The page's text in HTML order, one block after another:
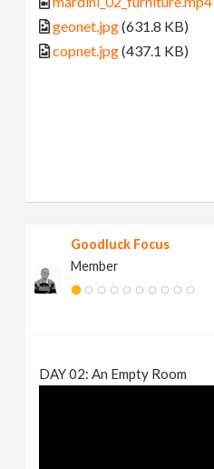
geonet.jpg(631.8 KB)
copnet.jpg(437.1 KB)
Goodluck Focus
Member
DAY 02: An Empty Room